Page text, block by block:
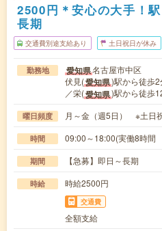
2500円＊安心の大手！
長期
交通費別途支給あり 土日祝日が休み
勤務地 愛知県名古屋市中区
伏見(愛知県)駅から徒歩
／栄(愛知県)駅から徒歩
曜日頻度 月～金（週5日） ※土日
時間 09:00～18:00(実働8時間
期間 【急募】即日～長期
時給 時給2500円
交通費
全額支給